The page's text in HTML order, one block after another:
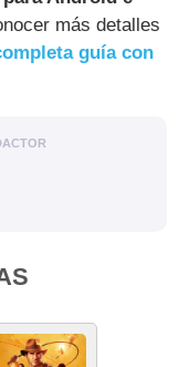
más detalles
guía con